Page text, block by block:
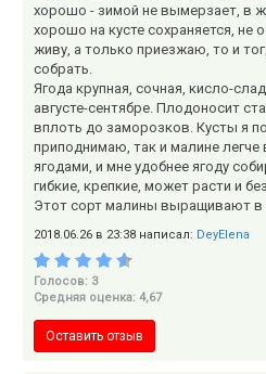
хорошо - зимой не вымерзает, в
хорошо на кусте сохраняется, не
живу, а только приезжаю, то и
собрать.
Ягода крупная, сочная, кисло-
августе-сентябре. Плодоносит
вплоть до заморозков. Кусты я
приподнимаю, так и малине
ягодами, и мне удобнее ягоду
гибкие, крепкие, может расти и
Этот сорт малины выращивают в
2018.06.26 в 23:38 написал: DeyElena
Голосов: 3
Средняя оценка: 4,67
Оставить отзыв